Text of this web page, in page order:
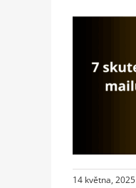
14 května, 2025